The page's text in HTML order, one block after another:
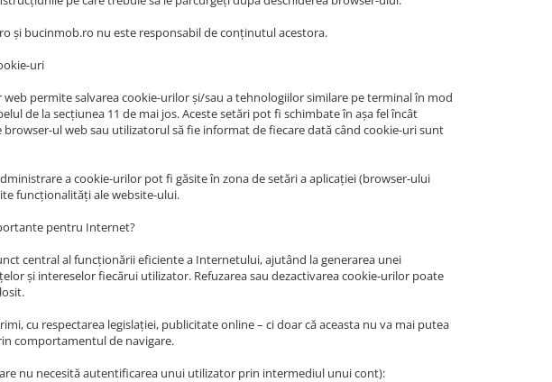
și bucinmob.ro nu este responsabil de conținutul acestora.
uri
permite salvarea cookie-urilor și/sau a tehnologiilor similare pe terminal în mod
de la secțiunea 11 de mai jos. Aceste setări pot fi schimbate în așa fel încât
ul web sau utilizatorul să fie informat de fiecare dată când cookie-uri sunt
a cookie-urilor pot fi găsite în zona de setări a aplicației (browser-ului
funcționalități ale website-ului.
pentru Internet?
central al funcționării eficiente a Internetului, ajutând la generarea unei
și intereselor fiecărui utilizator. Refuzarea sau dezactivarea cookie-urilor poate
cu respectarea legislației, publicitate online – ci doar că aceasta nu va mai putea
comportamentul de navigare.
nu necesită autentificarea unui utilizator prin intermediul unui cont):